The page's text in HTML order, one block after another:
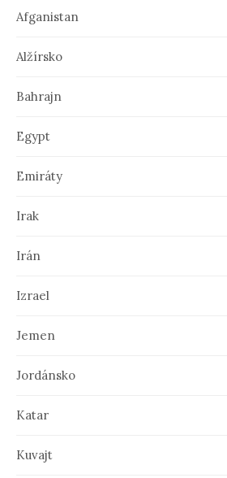
Afganistan
Alžírsko
Bahrajn
Egypt
Emiráty
Irak
Irán
Izrael
Jemen
Jordánsko
Katar
Kuvajt